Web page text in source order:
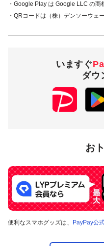
・Google Play は Google LLC の商
・QRコードは（株）デンソーウェ
いますぐ
ダウ
お
便利なスマホグッズは、 PayPay公